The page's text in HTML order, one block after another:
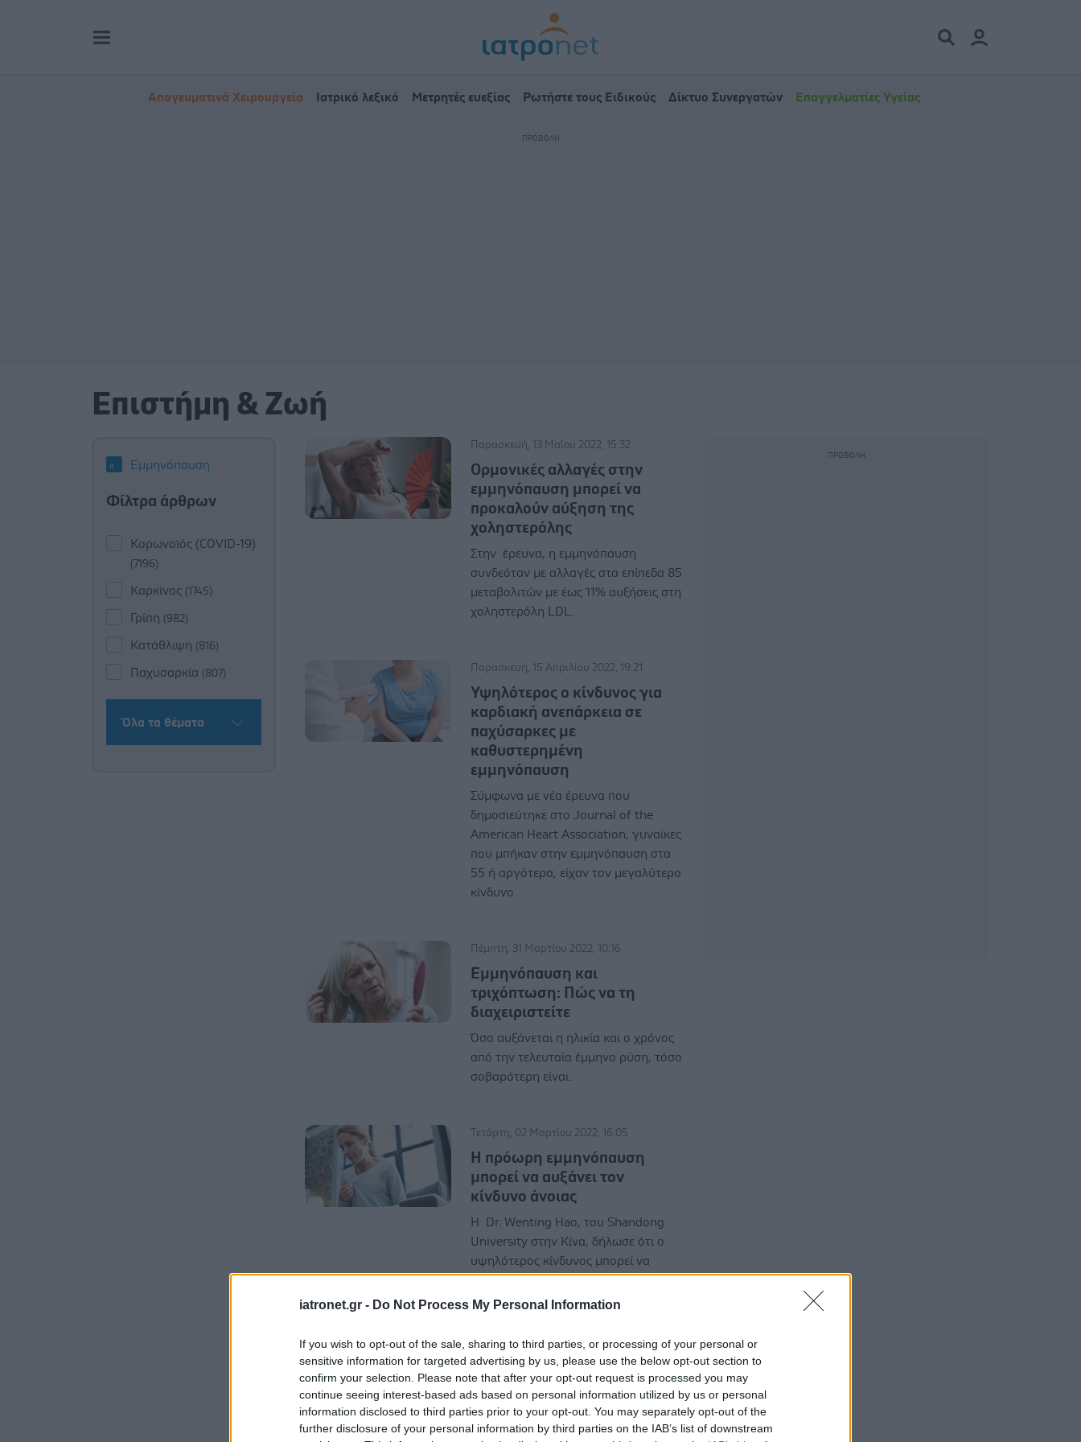
iatronet.gr - Do Not Process My Personal Information
If you wish to opt-out of the sale, sharing to third parties, or processing of your personal or
sensitive information for targeted advertising by us, please use the below opt-out section to
confirm your selection. Please note that after your opt-out request is processed you may
continue seeing interest-based ads based on personal information utilized by us or personal
information disclosed to third parties prior to your opt-out. You may separately opt-out of the
further disclosure of your personal information by third parties on the IAB’s list of downstream
Απογευματινά Χειρουργεία Ιατρικό λεξικό Μετρητές ευεξίας Ρωτήστε τους Ειδικούς Δίκτυο Συνεργατών Επαγγελματίες Υγείας
Επιστήμη & Ζωή
Εμμηνόπαυση
Φίλτρα άρθρων
Κορωνοϊός (COVID-19)
(7196)
Καρκίνος (1745)
Γρίπη (982)
Κατάθλιψη (816)
Παχυσαρκία (807)
Όλα τα θέματα
Παρασκευή, 13 Μαΐου 2022, 15:32
Ορμονικές αλλαγές στην
εμμηνόπαυση μπορεί να
προκαλούν αύξηση της
χοληστερόλης
Στην έρευνα, η εμμηνόπαυση
συνδεόταν με αλλαγές στα επίπεδα 85
μεταβολιτών με έως 11% αυξήσεις στη
χοληστερόλη LDL.
Παρασκευή, 15 Απριλίου 2022, 19:21
Υψηλότερος ο κίνδυνος για
καρδιακή ανεπάρκεια σε
παχύσαρκες με
καθυστερημένη
εμμηνόπαυση
Σύμφωνα με νέα έρευνα που
δημοσιεύτηκε στο Journal of the
American Heart Association, γυναίκες
που μπήκαν στην εμμηνόπαυση στα
55 ή αργότερα, είχαν τον μεγαλύτερο
κίνδυνο.
Πέμπτη, 31 Μαρτίου 2022, 10:16
Εμμηνόπαυση και
τριχόπτωση: Πώς να τη
διαχειριστείτε
Όσο αυξάνεται η ηλικία και ο χρόνος
από την τελευταία έμμηνο ρύση, τόσο
σοβαρότερη είναι.
Τετάρτη, 02 Μαρτίου 2022, 16:05
Η πρόωρη εμμηνόπαυση
μπορεί να αυξάνει τον
κίνδυνο άνοιας
Η Dr. Wenting Hao, του Shandong
University στην Κίνα, δήλωσε ότι ο
υψηλότερος κίνδυνος μπορεί να
οιστρογόνων στην εμμηνόπαυση.
Δευτέρα, 07 Φεβρουαρίου 2022, 14:45
Workshop: «Αγαπώ τον εαυτό